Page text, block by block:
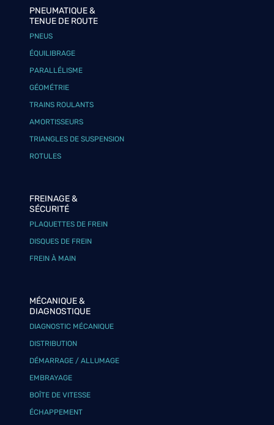
PNEUMATIQUE &
TENUE DE ROUTE
PNEUS
ÉQUILIBRAGE
PARALLÉLISME
GÉOMÉTRIE
TRAINS ROULANTS
AMORTISSEURS
TRIANGLES DE SUSPENSION
ROTULES
FREINAGE &
SÉCURITÉ
PLAQUETTES DE FREIN
DISQUES DE FREIN
FREIN À MAIN
MÉCANIQUE &
DIAGNOSTIQUE
DIAGNOSTIC MÉCANIQUE
DISTRIBUTION
DÉMARRAGE / ALLUMAGE
EMBRAYAGE
BOÎTE DE VITESSE
ÉCHAPPEMENT